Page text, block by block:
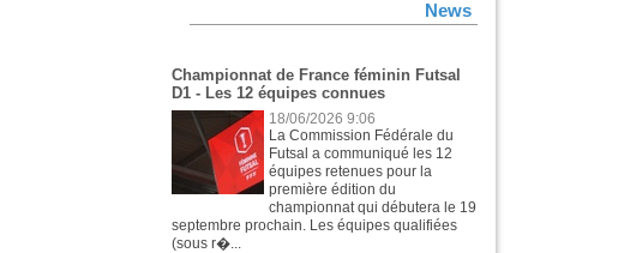
News
Championnat de France féminin Futsal
D1 - Les 12 équipes connues
18/06/2026 9:06
La Commission Fédérale du
Futsal a communiqué les 12
équipes retenues pour la
première édition du
championnat qui débutera le 19
septembre prochain. Les équipes qualifiées
(sous r�...